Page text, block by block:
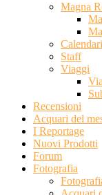
Magna
Staff
Viaggi
Recensioni
Acquari del
I Reportage
Nuovi Prodotti
Forum
Fotografia